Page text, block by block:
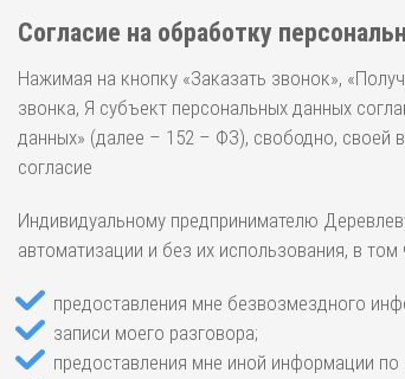
Согласие на обработку
Нажимая на кнопку «Заказать звонок»,
звонка, Я субъект персональных данных
данных» (далее – 152 – ФЗ), свободно, своей
согласие
Индивидуальному предпринимателю
автоматизации и без их использования, в
предоставления мне безвозмездного
записи моего разговора;
предоставления мне иной информации по